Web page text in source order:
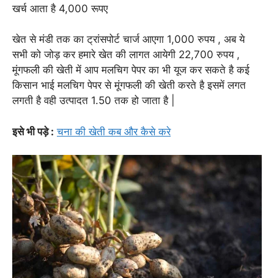
खर्च आता है 4,000 रूपए
खेत से मंडी तक का ट्रांसपोर्ट चार्ज आएगा 1,000 रुपय , अब ये
सभी को जोड़ कर हमारे खेत की लागत आयेगी 22,700 रुपय ,
मूंगफली की खेती में आप मलचिग पेपर का भी यूज कर सकते है कई
किसान भाई मलचिग पेपर से मूंगफली की खेती करते है इसमें लगत
लगती है वही उत्पादत 1.50 तक हो जाता है |
इसे भी पड़े : चना की खेती कब और कैसे करे